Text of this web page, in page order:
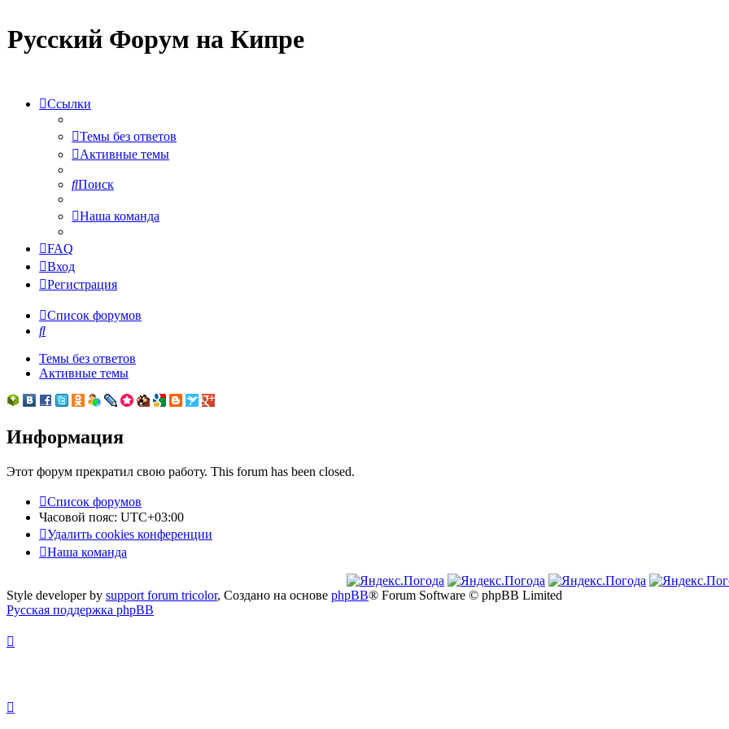
Русский Форум на Кипре
Ссылки
Темы без ответов
Активные темы
Поиск
Наша команда
FAQ
Вход
Регистрация
Список форумов
Поиск
Темы без ответов
Активные темы
Информация
Этот форум прекратил свою работу. This forum has been closed.
Список форумов
Часовой пояс: UTC+03:00
Удалить cookies конференции
Наша команда
Style developer by support forum tricolor, Создано на основе phpBB® Forum Software © phpBB Limited
Русская поддержка phpBB